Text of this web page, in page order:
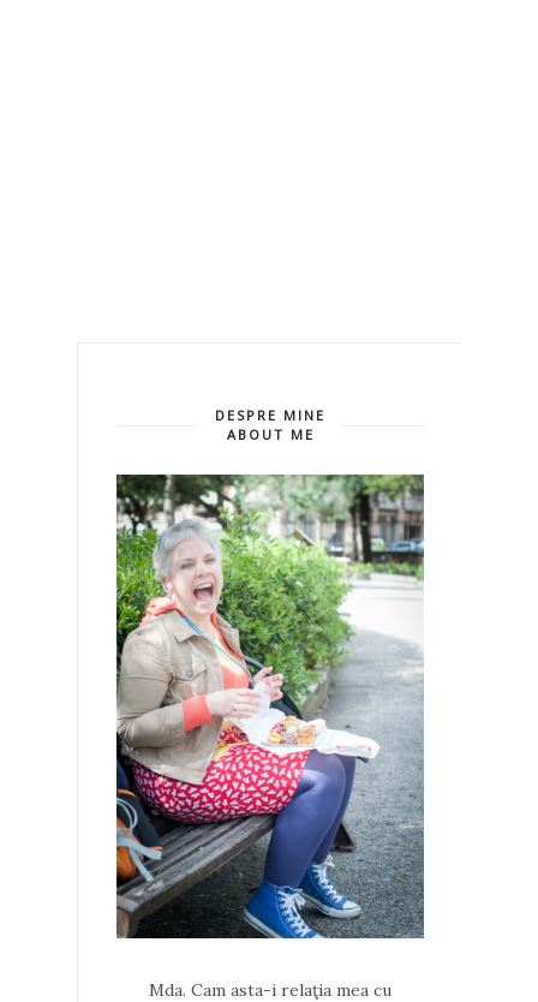
DESPRE MINE
ABOUT ME
Mda. Cam asta-i relaţia mea cu